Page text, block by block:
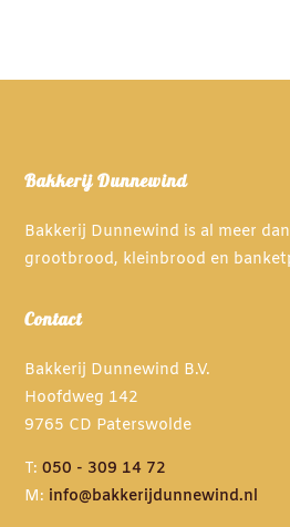
Deze
gekozen
worden
op
de
op
de
Bakkerij Dunnewind
Bakkerij Dunnewind is al meer
grootbrood, kleinbrood en
Contact
Bakkerij Dunnewind B.V.
Hoofdweg 142
9765 CD Paterswolde
T:050 - 309 14 72
M: info@bakkerijdunnewind.nl